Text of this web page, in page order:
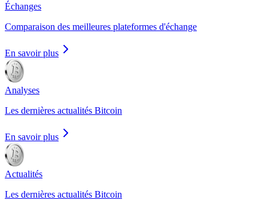
Échanges
Comparaison des meilleures plateformes d'échange
En savoir plus
Analyses
Les dernières actualités Bitcoin
En savoir plus
Actualités
Les dernières actualités Bitcoin